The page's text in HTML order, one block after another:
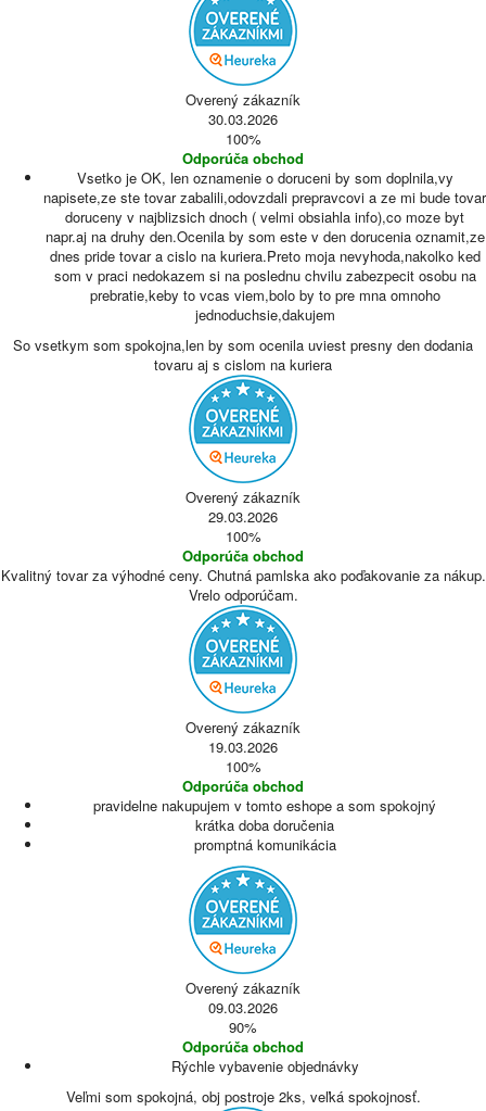
Overený zákazník
30.03.2026
100%
Odporúča obchod
Vsetko je OK, len oznamenie o doruceni by som doplnila,vy
napisete,ze ste tovar zabalili,odovzdali prepravcovi a ze mi bude tovar
doruceny v najblizsich dnoch ( velmi obsiahla info),co moze byt
napr.aj na druhy den.Ocenila by som este v den dorucenia oznamit,ze
dnes pride tovar a cislo na kuriera.Preto moja nevyhoda,nakolko ked
som v praci nedokazem si na poslednu chvilu zabezpecit osobu na
prebratie,keby to vcas viem,bolo by to pre mna omnoho
jednoduchsie,dakujem
So vsetkym som spokojna,len by som ocenila uviest presny den dodania
tovaru aj s cislom na kuriera
Overený zákazník
29.03.2026
100%
Odporúča obchod
Kvalitný tovar za výhodné ceny. Chutná pamlska ako poďakovanie za nákup.
Vrelo odporúčam.
Overený zákazník
19.03.2026
100%
Odporúča obchod
pravidelne nakupujem v tomto eshope a som spokojný
krátka doba doručenia
promptná komunikácia
Overený zákazník
09.03.2026
90%
Odporúča obchod
Rýchle vybavenie objednávky
Veľmi som spokojná, obj postroje 2ks, veľká spokojnosť.